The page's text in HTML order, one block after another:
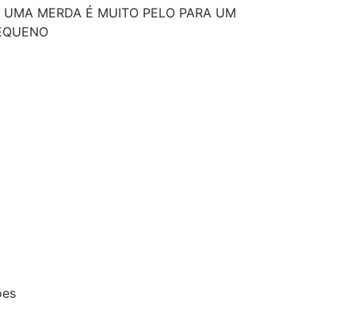
UMA MERDA É MUITO PELO PARA UM